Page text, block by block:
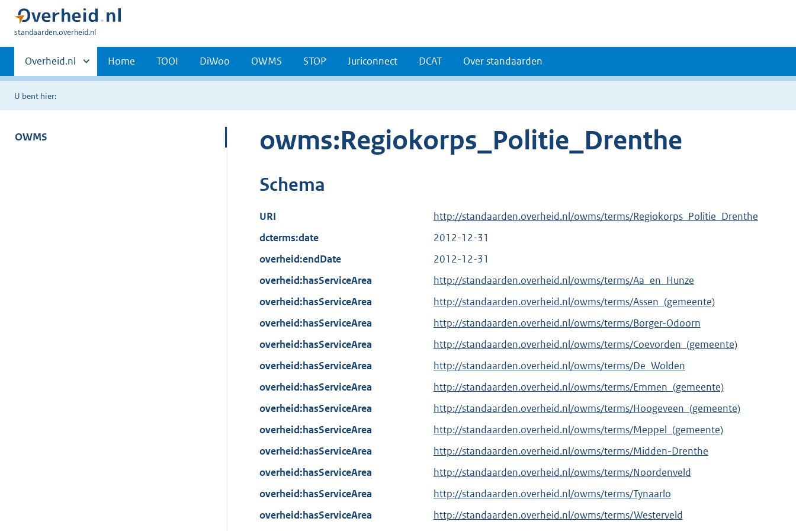
U
hier:
standaarden.overheid.nl
Primaire
navigatie
Andere
sites
binnen
Overheid.nl Home TOOI DiWoo OWMS STOP Juriconnect DCAT Over standaarden
U bent hier:
OWMS owms:Regiokorps_Politie_Drenthe
Schema
URI
http://standaarden.overheid.nl/owms/terms/Regiokorps_Politie_Drenthe
dcterms:date
2012-12-31
overheid:endDate
2012-12-31
overheid:hasServiceArea
http://standaarden.overheid.nl/owms/terms/Aa_en_Hunze
overheid:hasServiceArea
http://standaarden.overheid.nl/owms/terms/Assen_(gemeente)
overheid:hasServiceArea
http://standaarden.overheid.nl/owms/terms/Borger-Odoorn
overheid:hasServiceArea
http://standaarden.overheid.nl/owms/terms/Coevorden_(gemeente)
overheid:hasServiceArea
http://standaarden.overheid.nl/owms/terms/De_Wolden
overheid:hasServiceArea
http://standaarden.overheid.nl/owms/terms/Emmen_(gemeente)
overheid:hasServiceArea
http://standaarden.overheid.nl/owms/terms/Hoogeveen_(gemeente)
overheid:hasServiceArea
http://standaarden.overheid.nl/owms/terms/Meppel_(gemeente)
overheid:hasServiceArea
http://standaarden.overheid.nl/owms/terms/Midden-Drenthe
overheid:hasServiceArea
http://standaarden.overheid.nl/owms/terms/Noordenveld
overheid:hasServiceArea
http://standaarden.overheid.nl/owms/terms/Tynaarlo
overheid:hasServiceArea
http://standaarden.overheid.nl/owms/terms/Westerveld